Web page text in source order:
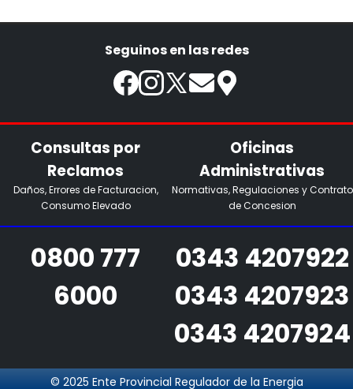
Seguinos en las redes
Consultas por
Reclamos
Daños, Errores de Facturacion,
Consumo Elevado
0800 777
6000
Oficinas
Administrativas
Normativas, Regulaciones y Contrato
de Concesion
0343 4207922
0343 4207923
0343 4207924
© 2025 Ente Provincial Regulador de la Energia